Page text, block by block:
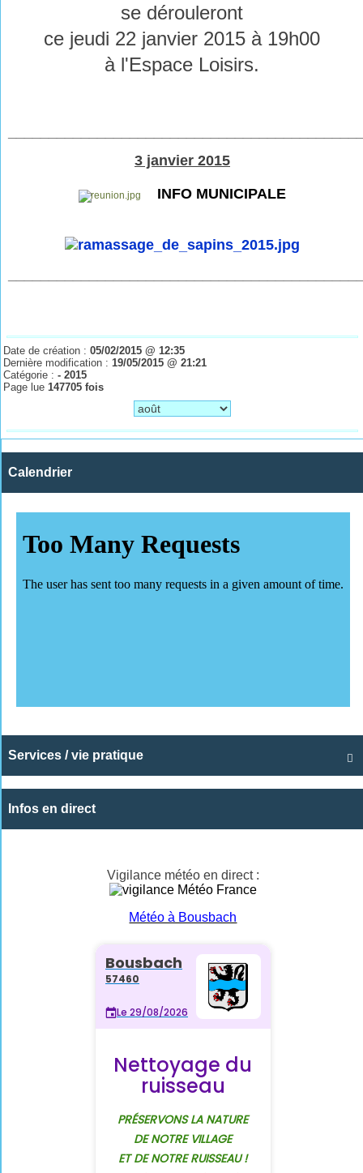
se dérouleront
ce jeudi 22 janvier 2015 à 19h00
à l'Espace Loisirs.
3 janvier 2015
INFO MUNICIPALE
Date de création :05/02/2015 @ 12:35
Dernière modification :19/05/2015 @ 21:21
Catégorie :- 2015
Page lue147705 fois
Calendrier

Services / vie pratique
Infos en direct
Vigilance météo en direct :
Météo à Bousbach